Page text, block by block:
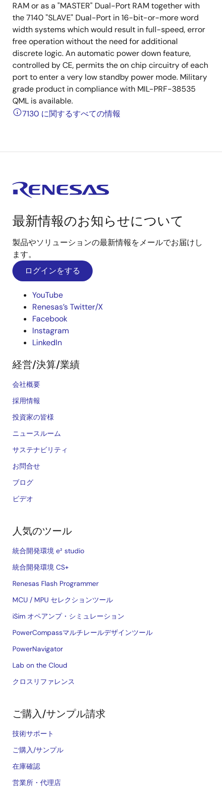
RAM or as a "MASTER" Dual-Port RAM together with
the 7140 "SLAVE" Dual-Port in 16-bit-or-more word
width systems which would result in full-speed, error
free operation without the need for additional
discrete logic. An automatic power down feature,
controlled by CE, permits the on chip circuitry of each
port to enter a very low standby power mode. Military
grade product in compliance with MIL-PRF-38535
QML is available.
7130 に関するすべての情報
最新情報のお知らせについて
製品やソリューションの最新情報をメールでお届けし
ます。
ログインをする
YouTube
Renesas’s Twitter/X
Facebook
Instagram
LinkedIn
経営/決算/業績
会社概要
採用情報
投資家の皆様
ニュースルーム
サステナビリティ
お問合せ
ブログ
ビデオ
人気のツール
統合開発環境 e² studio
統合開発環境 CS+
Renesas Flash Programmer
MCU / MPU セレクションツール
iSim オペアンプ・シミュレーション
PowerCompassマルチレールデザインツール
PowerNavigator
Lab on the Cloud
クロスリファレンス
ご購入/サンプル請求
技術サポート
ご購入/サンプル
在庫確認
営業所・代理店